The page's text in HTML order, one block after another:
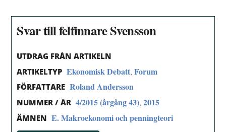
Svar till felfinnare Svensson
UTDRAG FRÅN ARTIKELN
ARTIKELTYP Ekonomisk Debatt,Forum
FÖRFATTARE Roland Andersson
NUMMER / ÅR 4/2015 (årgång 43),2015
ÄMNEN E. Makroekonomi och penningteori